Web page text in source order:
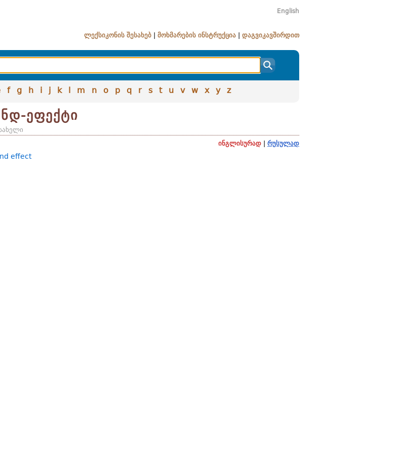
English
ლექსიკონის შესახებ მოხმარების ინსტრუქცია დაგვიკავშირდით
f g h i j k l m n o p q r s t u v w x y z
ეფექტი
ინგლისურად
რუსულად
effect